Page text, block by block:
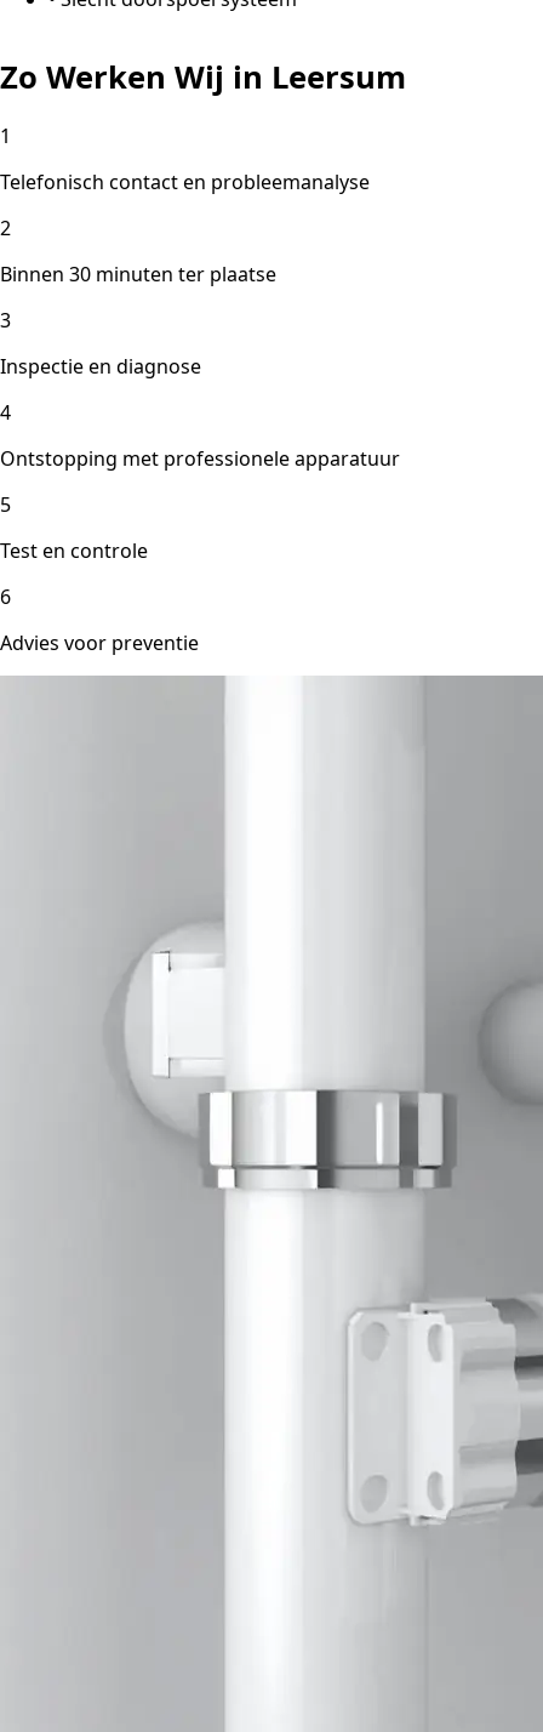
Zo Werken Wij in Leersum
1
Telefonisch contact en probleemanalyse
2
Binnen 30 minuten ter plaatse
3
Inspectie en diagnose
4
Ontstopping met professionele apparatuur
5
Test en controle
6
Advies voor preventie